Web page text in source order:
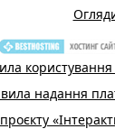
надання